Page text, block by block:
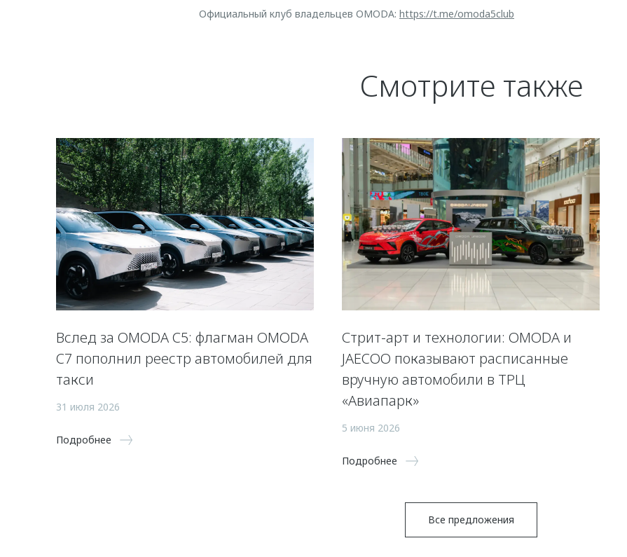
Официальный клуб владельцев OMODA: https://t.me/omoda5club
Смотрите также
Вслед за OMODA C5: флагман OMODA
C7 пополнил реестр автомобилей для
такси
31 июля 2026
Подробнее
Стрит-арт и технологии: OMODA и
JAECOO показывают расписанные
вручную автомобили в ТРЦ
«Авиапарк»
5 июня 2026
Подробнее
Все предложения